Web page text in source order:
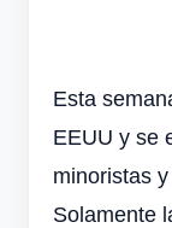
Esta
EEUU y se
minoristas
Solamente